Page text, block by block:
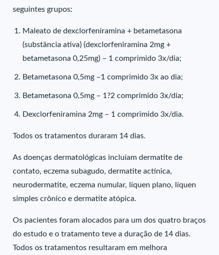
seguintes grupos:
Maleato de dexclorfeniramina + betametasona
(substância ativa) (dexclorfeniramina 2mg +
betametasona 0,25mg) – 1 comprimido 3x/dia;
Betametasona 0,5mg –1 comprimido 3x ao dia;
Betametasona 0,5mg – 1?2 comprimido 3x/dia;
Dexclorfeniramina 2mg – 1 comprimido 3x/dia.
Todos os tratamentos duraram 14 dias.
As doenças dermatológicas incluíam dermatite de
contato, eczema subagudo, dermatite actínica,
neurodermatite, eczema numular, líquen plano, líquen
simples crônico e dermatite atópica.
Os pacientes foram alocados para um dos quatro braços
do estudo e o tratamento teve a duração de 14 dias.
Todos os tratamentos resultaram em melhora